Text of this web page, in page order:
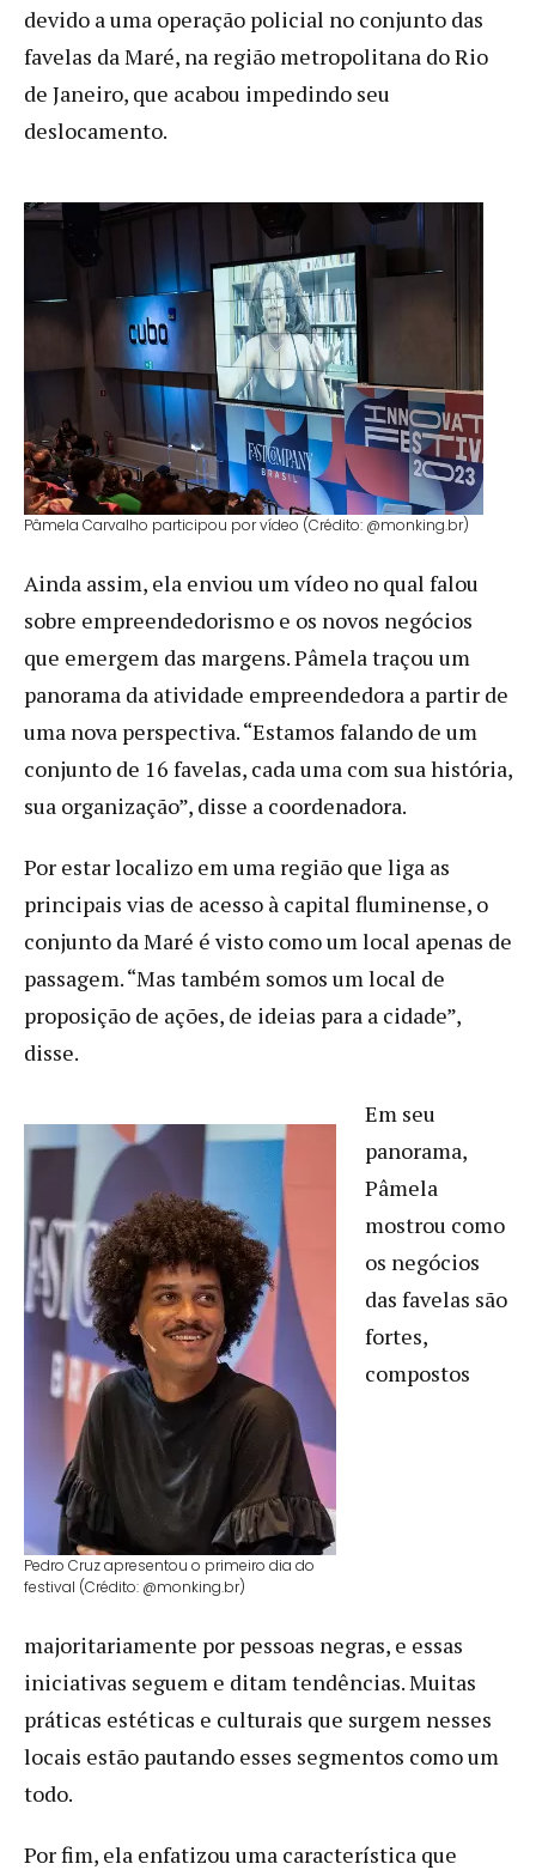
devido a uma operação policial no conjunto das
favelas da Maré, na região metropolitana do Rio
de Janeiro, que acabou impedindo seu
deslocamento.
Pâmela Carvalho participou por vídeo (Crédito: @monking.br)
Ainda assim, ela enviou um vídeo no qual falou
sobre empreendedorismo e os novos negócios
que emergem das margens. Pâmela traçou um
panorama da atividade empreendedora a partir de
uma nova perspectiva. “Estamos falando de um
conjunto de 16 favelas, cada uma com sua história,
sua organização”, disse a coordenadora.
Por estar localizo em uma região que liga as
principais vias de acesso à capital fluminense, o
conjunto da Maré é visto como um local apenas de
passagem. “Mas também somos um local de
proposição de ações, de ideias para a cidade”,
disse.
Pedro Cruz apresentou o primeiro dia do
festival (Crédito: @monking.br)
Em seu
panorama,
Pâmela
mostrou como
os negócios
das favelas são
fortes,
compostos
majoritariamente por pessoas negras, e essas
iniciativas seguem e ditam tendências. Muitas
práticas estéticas e culturais que surgem nesses
locais estão pautando esses segmentos como um
todo.
Por fim, ela enfatizou uma característica que